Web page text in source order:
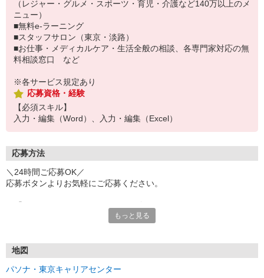
（レジャー・グルメ・スポーツ・育児・介護など140万以上のメ
ニュー）
■無料e-ラーニング
■スタッフサロン（東京・淡路）
■お仕事・メディカルケア・生活全般の相談、各専門家対応の無
料相談窓口 など
※各サービス規定あり
応募資格・経験
【必須スキル】
入力・編集（Word）、入力・編集（Excel）
応募方法
＼24時間ご応募OK／
応募ボタンよりお気軽にご応募ください。
※メールが届かない場合、迷惑メールフォルダもご確認ください。
▼イーアイデムから応募
のご連絡
もっと見る
地図
パソナ・東京キャリアセンター